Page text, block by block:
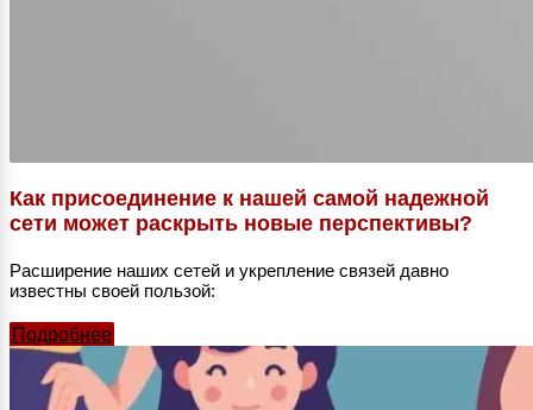
Как присоединение к нашей самой надежной
сети может раскрыть новые перспективы?
Расширение наших сетей и укрепление связей давно
известны своей пользой:
Подробнее